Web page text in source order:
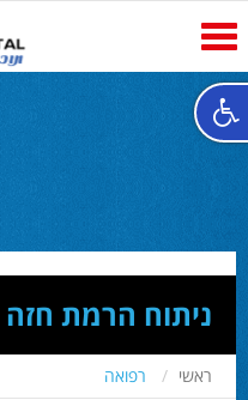
Toggle
navigation
ניתוח הרמת
ראשי רפואה